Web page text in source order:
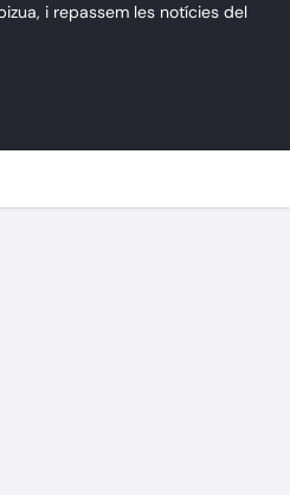
i repassem les notícies del